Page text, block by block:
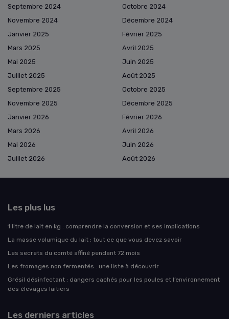
Septembre 2024
Octobre 2024
Novembre 2024
Décembre 2024
Janvier 2025
Février 2025
Mars 2025
Avril 2025
Mai 2025
Juin 2025
Juillet 2025
Août 2025
Septembre 2025
Octobre 2025
Novembre 2025
Décembre 2025
Janvier 2026
Février 2026
Mars 2026
Avril 2026
Mai 2026
Juin 2026
Juillet 2026
Août 2026
Les plus lus
1 litre de lait en kg : comprendre la conversion et ses implications
La masse volumique du lait : tout ce que vous devez savoir
Les secrets du comté affiné pendant 72 mois
Les fromages non fermentés : une liste à découvrir
Grésil désinfectant : dangers cachés pour les poules et l’environnement
des élevages laitiers
Les derniers articles